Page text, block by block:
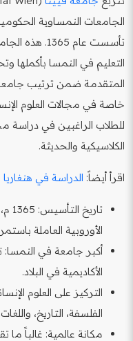
الجامعات النمساوية
تأسست عام
التعليم في النمسا
خاصة في مجالات العلوم
للطلاب الراغبين في
الكلاسيكية والحديثة.
اقرأ أيضاً: الدراسة في هنغاريا
الأوروبية العاملة
أكبر جامعة في النمسا:
الأكاديمية في البلاد.
التركيز على العلوم
الفلسفة، التاريخ، واللغات.